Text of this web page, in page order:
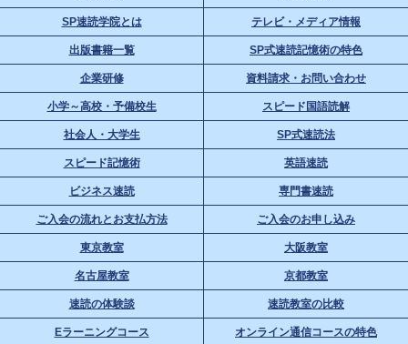
SP速読学院とは テレビ・メディア情報
出版書籍一覧 SP式速読記憶術の特色
企業研修 資料請求・お問い合わせ
小学～高校・予備校生 スピード国語読解
社会人・大学生 SP式速読法
スピード記憶術 英語速読
ビジネス速読 専門書速読
ご入会の流れとお支払方法 ご入会のお申し込み
東京教室 大阪教室
名古屋教室 京都教室
速読の体験談 速読教室の比較
Eラーニングコース オンライン通信コースの特色